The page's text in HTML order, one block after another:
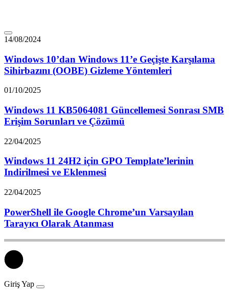
14/08/2024
Windows 10’dan Windows 11’e Geçişte Karşılama
Sihirbazını (OOBE) Gizleme Yöntemleri
01/10/2025
Windows 11 KB5064081 Güncellemesi Sonrası SMB
Erişim Sorunları ve Çözümü
22/04/2025
Windows 11 24H2 için GPO Template’lerinin
Indirilmesi ve Eklenmesi
22/04/2025
PowerShell ile Google Chrome’un Varsayılan
Tarayıcı Olarak Atanması
Giriş Yap